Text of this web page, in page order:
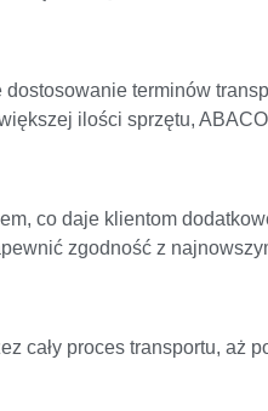
terminów
ilości sprzętu,
co daje klientom
zgodność z
cały proces transportu,